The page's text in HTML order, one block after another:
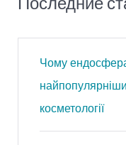
Чому
косметології